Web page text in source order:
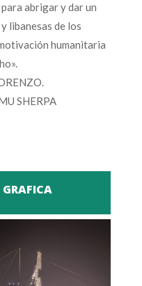
abrigar y dar un
libanesas de los
humanitaria
SHERPA